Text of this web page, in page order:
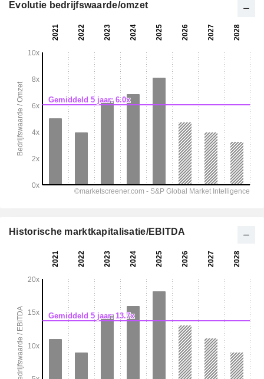
Evolutie bedrijfswaarde/omzet
Historische marktkapitalisatie/EBITDA